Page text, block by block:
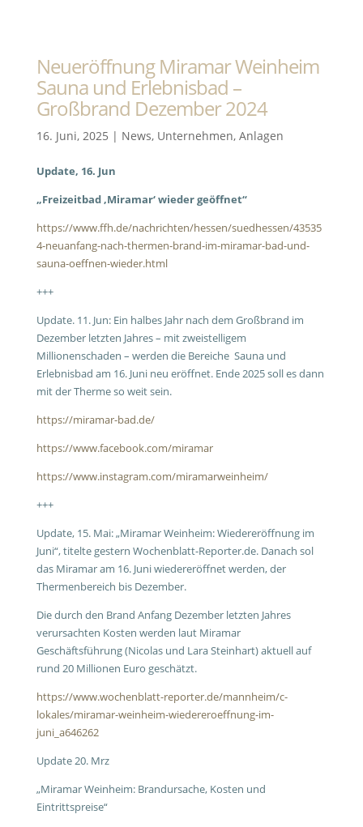
Neueröffnung Miramar Weinheim
Sauna und Erlebnisbad –
Großbrand Dezember 2024
16. Juni, 2025 | News, Unternehmen, Anlagen
Update, 16. Jun
„Freizeitbad ‚Miramar‘ wieder geöffnet“
https://www.ffh.de/nachrichten/hessen/suedhessen/43535
4-neuanfang-nach-thermen-brand-im-miramar-bad-und-
sauna-oeffnen-wieder.html
+++
Update. 11. Jun: Ein halbes Jahr nach dem Großbrand im
Dezember letzten Jahres – mit zweistelligem
Millionenschaden – werden die Bereiche Sauna und
Erlebnisbad am 16. Juni neu eröffnet. Ende 2025 soll es dann
mit der Therme so weit sein.
https://miramar-bad.de/
https://www.facebook.com/miramar
https://www.instagram.com/miramarweinheim/
+++
Update, 15. Mai: „Miramar Weinheim: Wiedereröffnung im
Juni“, titelte gestern Wochenblatt-Reporter.de. Danach sol
das Miramar am 16. Juni wiedereröffnet werden, der
Thermenbereich bis Dezember.
Die durch den Brand Anfang Dezember letzten Jahres
verursachten Kosten werden laut Miramar
Geschäftsführung (Nicolas und Lara Steinhart) aktuell auf
rund 20 Millionen Euro geschätzt.
https://www.wochenblatt-reporter.de/mannheim/c-
lokales/miramar-weinheim-wiedereroeffnung-im-
juni_a646262
Update 20. Mrz
„Miramar Weinheim: Brandursache, Kosten und
Eintrittspreise“